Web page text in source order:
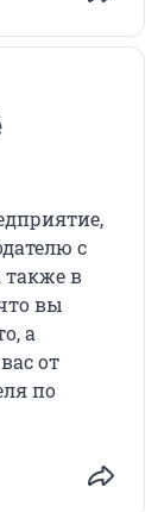
с
также в
вы
а
от
по